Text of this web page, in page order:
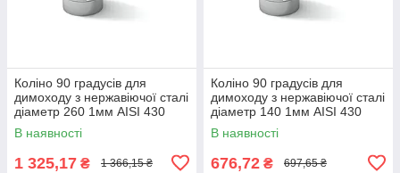
Коліно 90 градусів для
димоходу з нержавіючої сталі
діаметр 260 1мм AISI 430
В наявності
1 325,17 ₴ 1 366,15 ₴
Коліно 90 градусів для
димоходу з нержавіючої сталі
діаметр 140 1мм AISI 430
В наявності
676,72 ₴ 697,65 ₴